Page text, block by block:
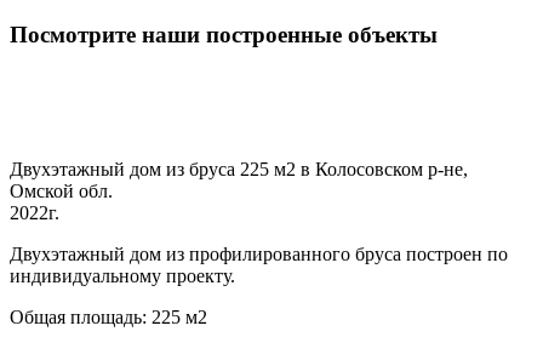
Посмотрите наши построенные объекты
Двухэтажный дом из бруса 225 м2 в Колосовском р-не,
Омской обл.
2022г.
Двухэтажный дом из профилированного бруса построен по
индивидуальному проекту.
Общая площадь: 225 м2